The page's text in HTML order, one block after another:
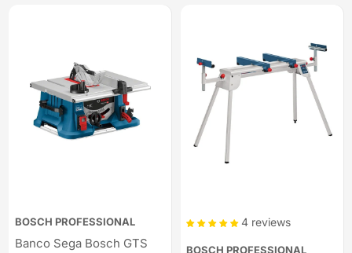
BOSCH PROFESSIONAL
Banco Sega Bosch GTS
4 reviews
BOSCH PROFESSIONAL